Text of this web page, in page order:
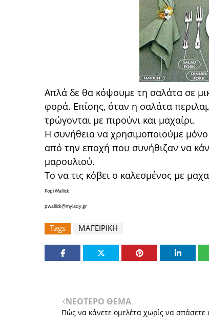
Απλά δε θα κόψουμε τη σαλάτα σε
φορά. Επίσης, όταν η σαλάτα
τρώγονται με πιρούνι και μαχαίρι.
Η συνήθεια να χρησιμοποιούμε
από την εποχή που συνήθιζαν να
μαρουλιού.
Το να τις κόβει ο καλεσμένος με
Popi Wallick
pwallick@mylady.gr
Tags ΜΑΓΕΙΡΙΚΗ
ΝΕΟΤΕΡΟ ΘΕΜΑ
Πώς να κάνετε ομελέτα χωρίς να σπάσετε